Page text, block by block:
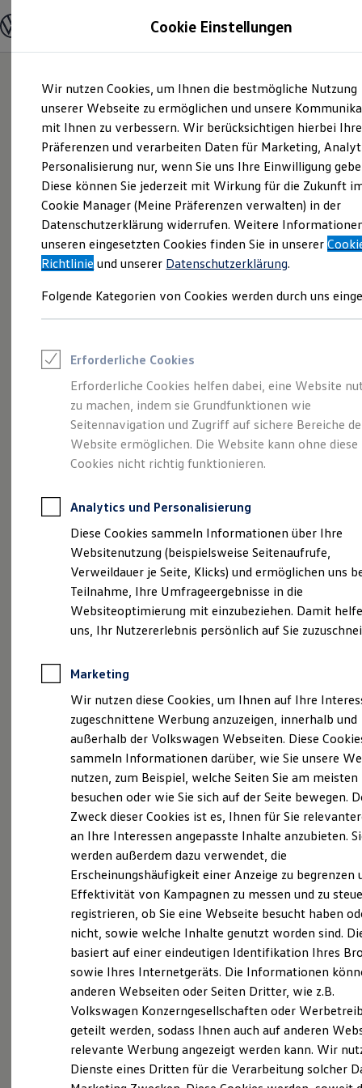
Hauptinhalt
springen
Footer
springen
Modelle und Konfigurator
Modelle vergleichen
Elektroautos
ENERGY Sondermodelle
Nutzfahrzeuge
SUV und CUV
Familienautos
Kombis
Kompaktwagen
Sportwagen
Schnell verfügbare Fahrzeuge
Angebote und Produkte
Aktuelle Angebote
E-Auto-Förderung
Volkswagen Marktplatz
Junge Gebrauchtwagen und Gebrauchtwagen
Saisonangebote
Leasing
Leasing-Angebote
Gebrauchtwagen Leasing
Junge Gebrauchtwagen-Leasing
Elektroauto Leasing
Kleinwagen-Leasing
Leasing ohne Anzahlung
Autokredit mit Schlussrate
Versicherungen und Garantien
Kfz-Versicherung
Restschuldversicherungen
Garantien
Wartungsverträge
Geschäftskunden
Professional Class bei Volkswagen
Großkunden
Behörden
Anpfiff zum Gewinn
Elektroautos
ID. Tutorials
Elektrofahrzeugkonzepte
Reichweite
Reichweite der ID. Modelle
Reichweite im Winter
Laden
Laden unterwegs
Laden Zuhause
Ladezeitensimulator
Batterie
Sicherheit
Garantie und Lebensdauer
Nachhaltigkeit
Technologie
Kosten und Kauf
Verbrauchskosten
Kaufoptionen
E-Auto-Förderung
Software und Konnektivität
Die ID. Software 6
ID. Software Versionen und Updates
Digitale Extras
Schnittstellen zu Ihrem ID.
So geht neu.
Entdecken Sie jetzt
den neuen ID.3 Neo!
(Impressum & Rechtliches)
Probefahrt vereinbaren
Fahrzeugangebot anfordern
Serviceanfrage stellen
Cookie Einstellungen
Wir nutzen Cookies, um Ihnen die bestmögliche Nutzung
unserer Webseite zu ermöglichen und unsere
mit Ihnen zu verbessern. Wir berücksichtigen hierbei Ihre
Präferenzen und verarbeiten Daten für Marketing,
Personalisierung nur, wenn Sie uns Ihre Einwilligung
Diese können Sie jederzeit mit Wirkung für die Zukunft
Cookie Manager (Meine Präferenzen verwalten) in der
Datenschutzerklärung widerrufen. Weitere
unseren eingesetzten Cookies finden Sie in unserer
Richtlinie und unserer Datenschutzerklärung.
Folgende Kategorien von Cookies werden durch uns
Erforderliche Cookies
Erforderliche Cookies helfen dabei, eine Website
zu machen, indem sie Grundfunktionen wie
Seitennavigation und Zugriff auf sichere Bereiche
Website ermöglichen. Die Website kann ohne diese
Cookies nicht richtig funktionieren.
Analytics und Personalisierung
Diese Cookies sammeln Informationen über Ihre
Websitenutzung (beispielsweise Seitenaufrufe,
Verweildauer je Seite, Klicks) und ermöglichen uns
Teilnahme, Ihre Umfrageergebnisse in die
Websiteoptimierung mit einzubeziehen. Damit
uns, Ihr Nutzererlebnis persönlich auf Sie
Marketing
Wir nutzen diese Cookies, um Ihnen auf Ihre
zugeschnittene Werbung anzuzeigen, innerhalb und
außerhalb der Volkswagen Webseiten. Diese
sammeln Informationen darüber, wie Sie unsere
nutzen, zum Beispiel, welche Seiten Sie am meisten
besuchen oder wie Sie sich auf der Seite bewegen.
Zweck dieser Cookies ist es, Ihnen für Sie
an Ihre Interessen angepasste Inhalte anzubieten.
werden außerdem dazu verwendet, die
Erscheinungshäufigkeit einer Anzeige zu begrenzen
Effektivität von Kampagnen zu messen und zu
registrieren, ob Sie eine Webseite besucht haben
nicht, sowie welche Inhalte genutzt worden sind.
basiert auf einer eindeutigen Identifikation Ihres
sowie Ihres Internetgeräts. Die Informationen
anderen Webseiten oder Seiten Dritter, wie z.B.
Volkswagen Konzerngesellschaften oder
geteilt werden, sodass Ihnen auch auf anderen
relevante Werbung angezeigt werden kann. Wir
Dienste eines Dritten für die Verarbeitung solcher